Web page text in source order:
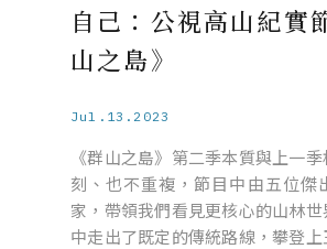
自己：公視高山紀實
山之島》
Jul.13.2023
《群山之島》第二季本質與上一
刻、也不重複，節目中由五位傑
家，帶領我們看見更核心的山林世
中走出了既定的傳統路線，攀登